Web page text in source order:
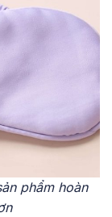
phẩm hoàn